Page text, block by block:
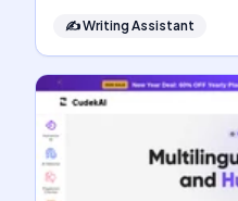
✍️Writing Assistant